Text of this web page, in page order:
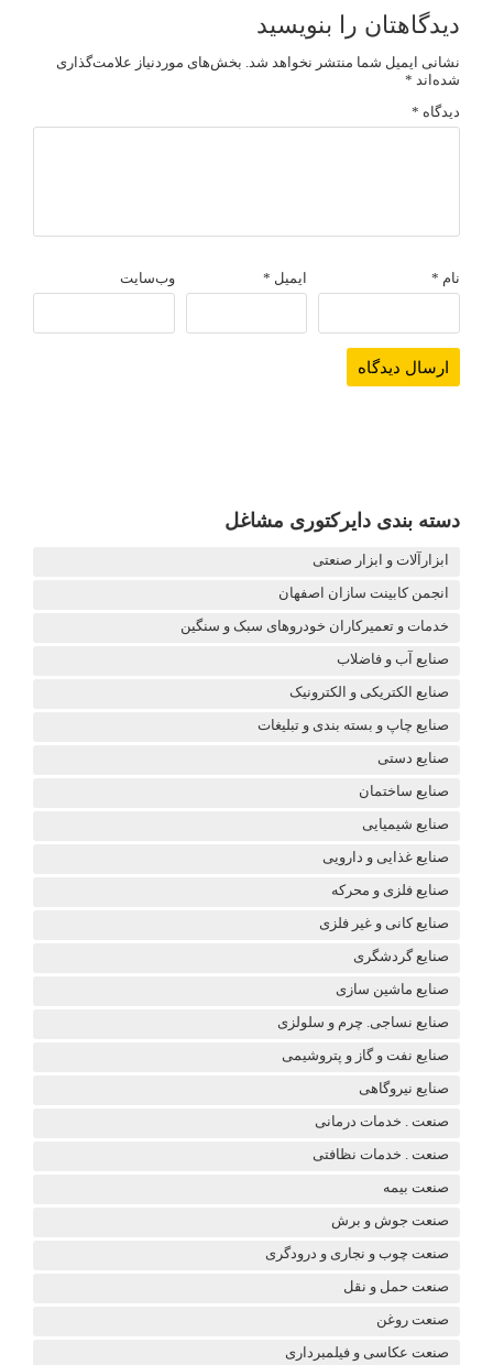
دیدگاهتان را بنویسید
نشانی ایمیل شما منتشر نخواهد شد. بخش‌های موردنیاز علامت‌گذاری
شده‌اند *
دیدگاه *
نام * ایمیل * وب‌سایت
دسته بندی دایرکتوری مشاغل
ابزارآلات و ابزار صنعتی
انجمن کابینت سازان اصفهان
خدمات و تعمیرکاران خودروهای سبک و سنگین
صنایع آب و فاضلاب
صنایع الکتریکی و الکترونیک
صنایع چاپ و بسته بندی و تبلیغات
صنایع دستی
صنایع ساختمان
صنایع شیمیایی
صنایع غذایی و دارویی
صنایع فلزی و محرکه
صنایع کانی و غیر فلزی
صنایع گردشگری
صنایع ماشین سازی
صنایع نساجی. چرم و سلولزی
صنایع نفت و گاز و پتروشیمی
صنایع نیروگاهی
صنعت . خدمات درمانی
صنعت . خدمات نظافتی
صنعت بیمه
صنعت جوش و برش
صنعت چوب و نجاری و درودگری
صنعت حمل و نقل
صنعت روغن
صنعت عکاسی و فیلمبرداری